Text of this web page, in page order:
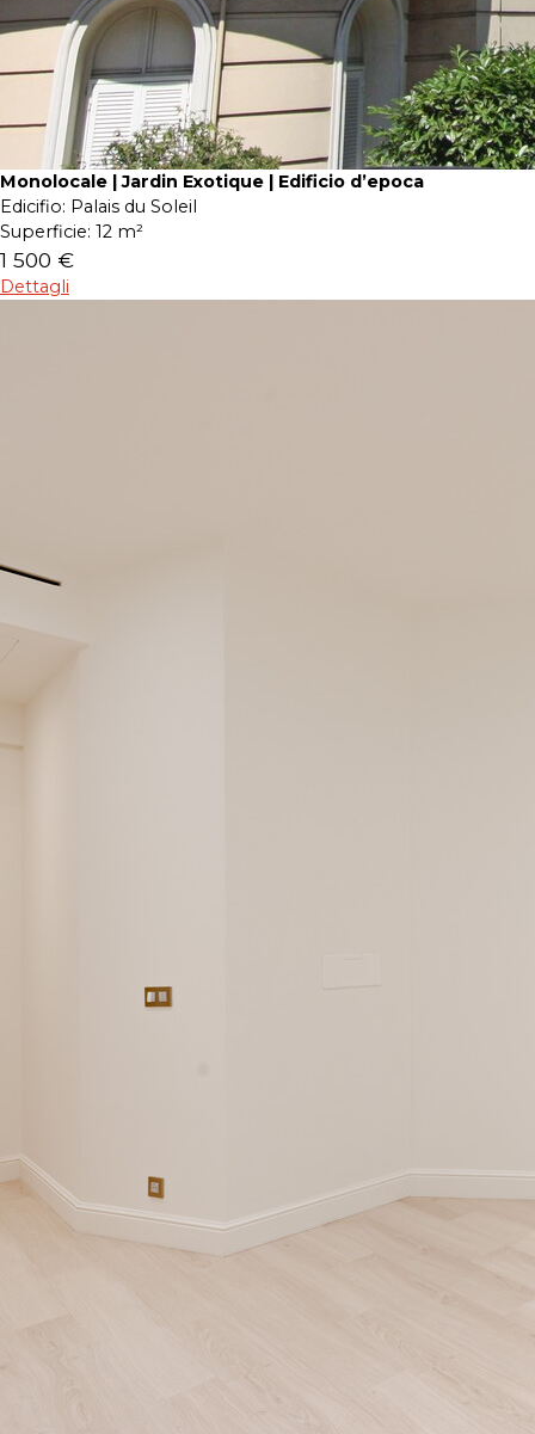
Monolocale | Jardin Exotique | Edificio d’epoca
Edicifio: Palais du Soleil
Superficie: 12 m²
1 500 €
Dettagli